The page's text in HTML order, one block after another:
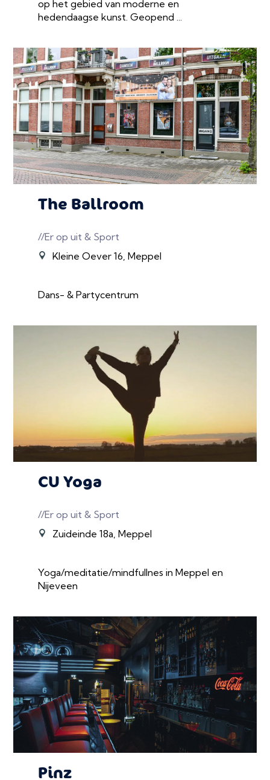
op het gebied van moderne en
hedendaagse kunst. Geopend ...
The Ballroom
//Er op uit & Sport
Kleine Oever 16, Meppel
Dans- & Partycentrum
CU Yoga
//Er op uit & Sport
Zuideinde 18a, Meppel
Yoga/meditatie/mindfullnes in Meppel en
Nijeveen
Pinz